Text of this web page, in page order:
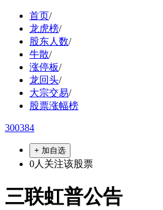
首页/
龙虎榜/
股东人数/
牛散/
涨停板/
龙回头/
大宗交易/
股票涨幅榜
300384
+ 加自选
0人关注该股票
三联虹普公告